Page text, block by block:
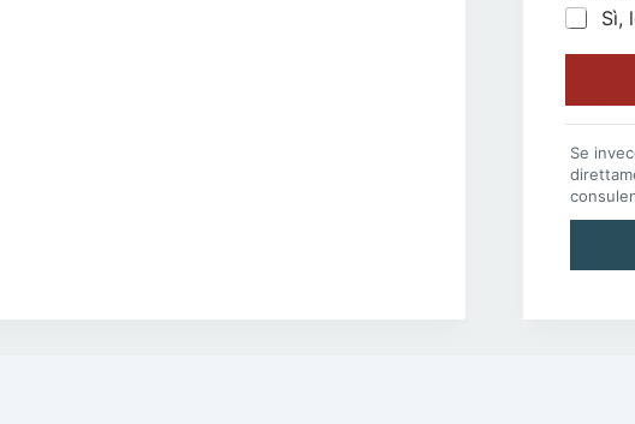
Sì,
Se